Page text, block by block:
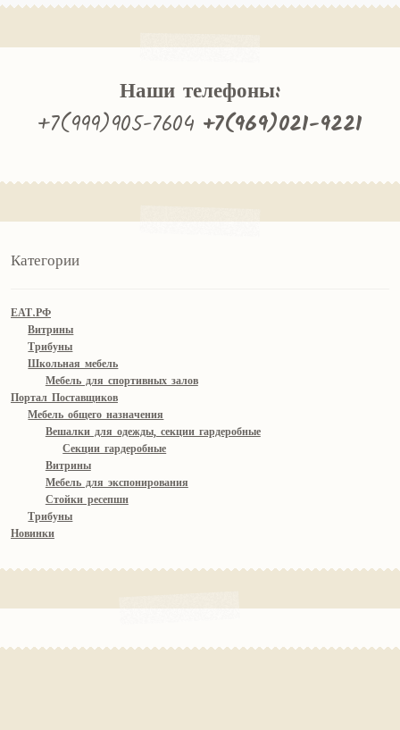
Наши телефоны:
+7(999)905-7604 +7(969)021-9221
Категории
ЕАТ.РФ
Витрины
Трибуны
Школьная мебель
Мебель для спортивных залов
Портал Поставщиков
Мебель общего назначения
Вешалки для одежды, секции гардеробные
Секции гардеробные
Витрины
Мебель для экспонирования
Стойки ресепшн
Трибуны
Новинки